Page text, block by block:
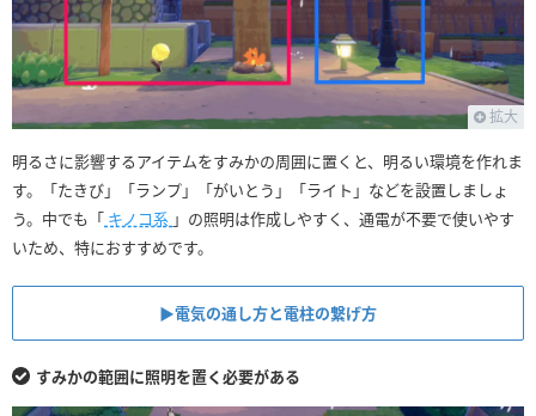
拡大
明るさに影響するアイテムをすみかの周囲に置くと、明るい環境を作れま
す。「たきび」「ランプ」「がいとう」「ライト」などを設置しましょ
う。中でも「 キノコ系 」の照明は作成しやすく、通電が不要で使いやす
いため、特におすすめです。
▶︎電気の通し方と電柱の繋げ方
すみかの範囲に照明を置く必要がある